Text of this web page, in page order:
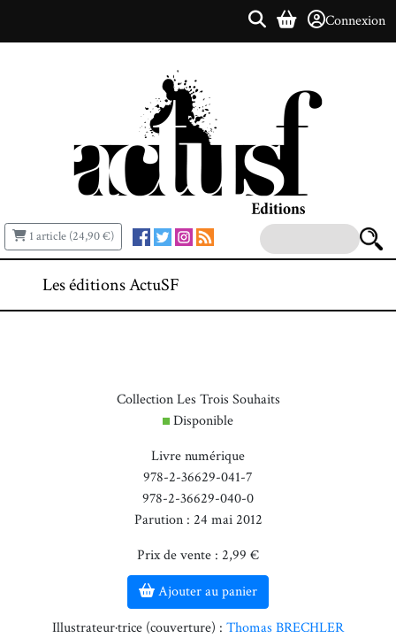
Connexion
1 article (24,90 €)
Les éditions ActuSF
Collection Les Trois Souhaits
Disponible
Livre numérique
978-2-36629-041-7
978-2-36629-040-0
Parution : 24 mai 2012
Prix de vente : 2,99 €
Ajouter au panier
Illustrateur·trice (couverture) : Thomas BRECHLER